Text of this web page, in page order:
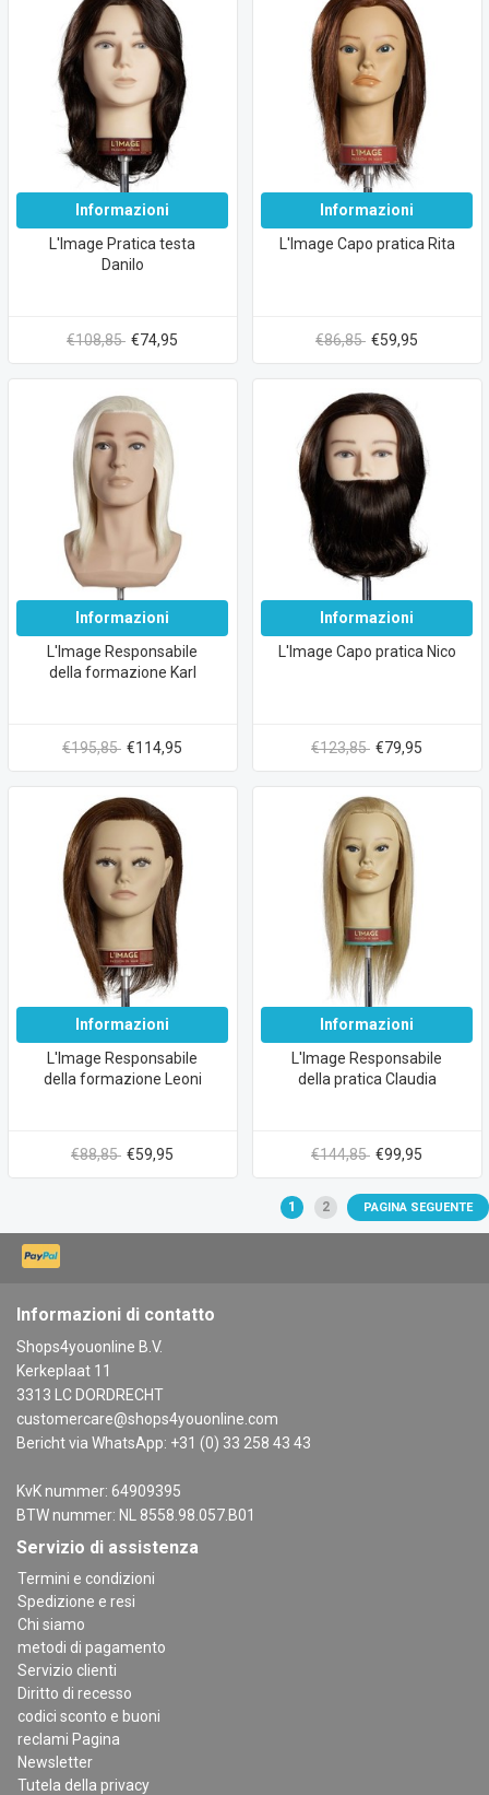
Informazioni
L'Image Pratica testa
Danilo
€108,85 €74,95
Informazioni
L'Image Capo pratica Rita
€86,85 €59,95
Informazioni
L'Image Responsabile
della formazione Karl
€195,85 €114,95
Informazioni
L'Image Capo pratica Nico
€123,85 €79,95
Informazioni
L'Image Responsabile
della formazione Leoni
€88,85 €59,95
Informazioni
L'Image Responsabile
della pratica Claudia
€144,85 €99,95
1 2 PAGINA SEGUENTE
Informazioni di contatto
Shops4youonline B.V.
Kerkeplaat 11
3313 LC DORDRECHT
customercare@shops4youonline.com
Bericht via WhatsApp: +31 (0) 33 258 43 43
KvK nummer: 64909395
BTW nummer: NL 8558.98.057.B01
Servizio di assistenza
Termini e condizioni
Spedizione e resi
Chi siamo
metodi di pagamento
Servizio clienti
Diritto di recesso
codici sconto e buoni
reclami Pagina
Newsletter
Tutela della privacy